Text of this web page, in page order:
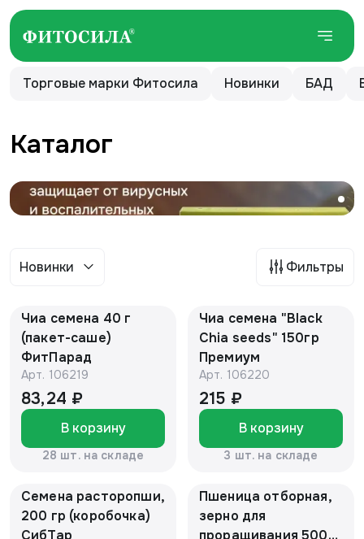
Торговые марки Фитосила Новинки БАД
Каталог
Новинки Фильтры
Чиа семена 40 г
(пакет-саше)
ФитПарад
Арт. 106219
83,24 ₽
В корзину
28 шт. на складе
Чиа семена "Black
Chia seeds" 150гр
Премиум
Арт. 106220
215 ₽
В корзину
3 шт. на складе
Семена расторопши,
200 гр (коробочка)
СибТар
Пшеница отборная,
зерно для
проращивания 500гр